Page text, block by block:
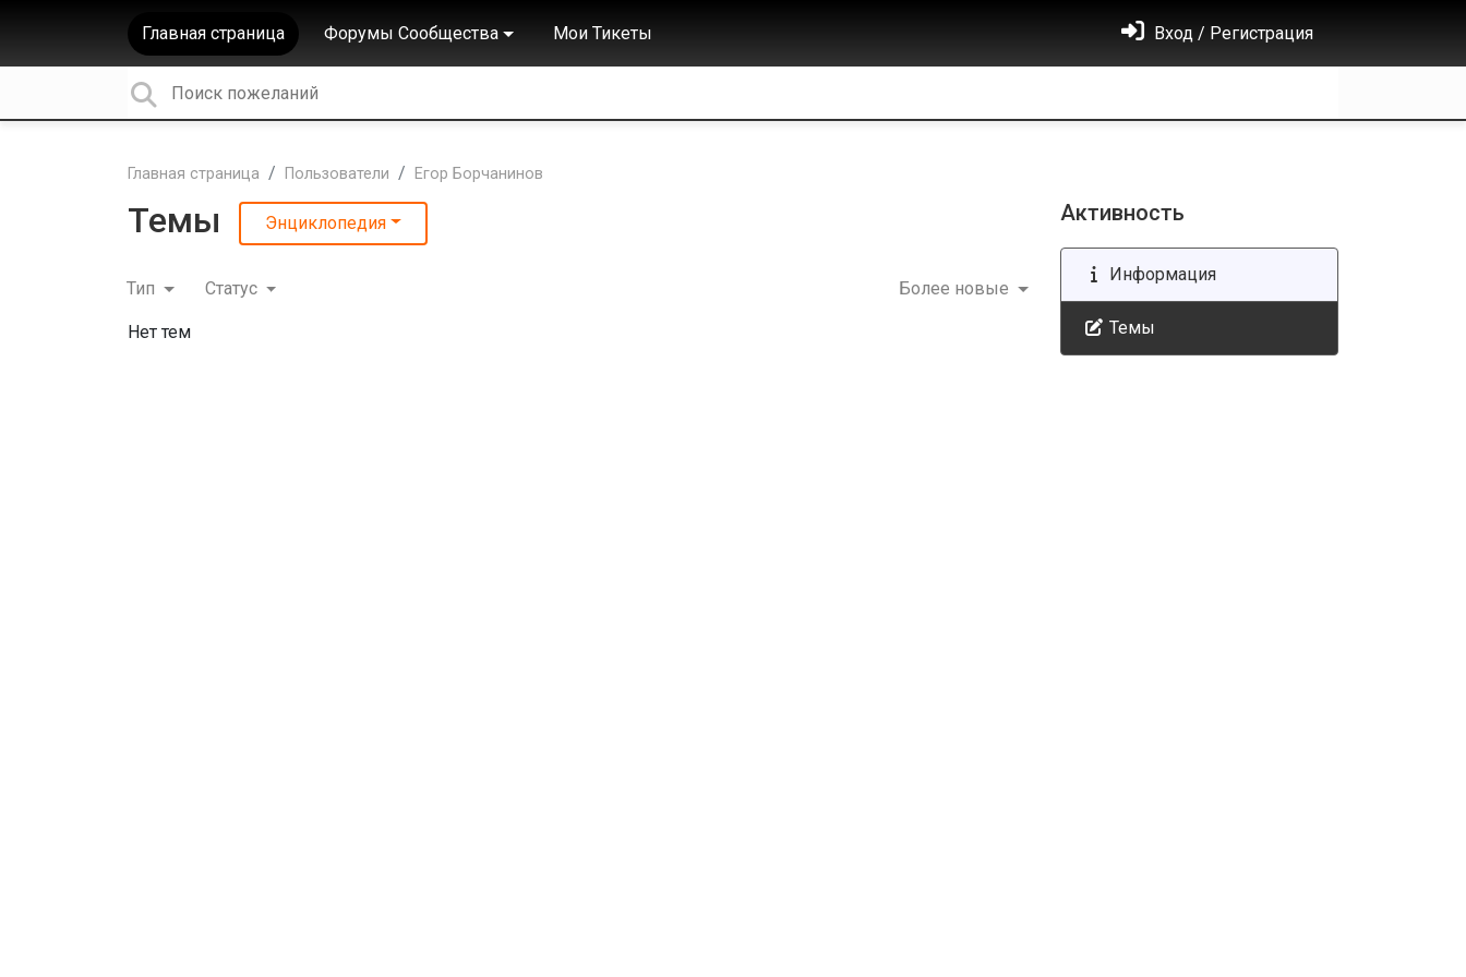
Главная страница Форумы Сообщества Мои Тикеты Вход / Регистрация
Главная страница Пользователи Егор Борчанинов
Темы Энциклопедия
Тип Статус Более новые
Нет тем
Активность
Информация
Темы